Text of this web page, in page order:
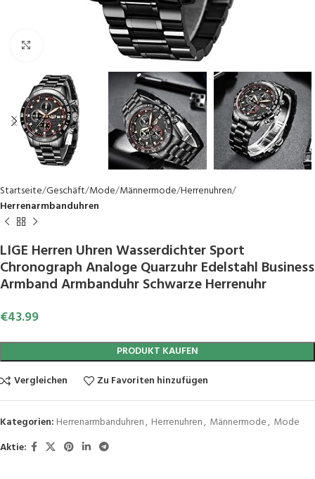
Startseite Geschäft Mode Männermode Herrenuhren
Herrenarmbanduhren
LIGE Herren Uhren Wasserdichter Sport
Chronograph Analoge Quarzuhr Edelstahl Business
Armband Armbanduhr Schwarze Herrenuhr
€43.99
PRODUKT KAUFEN
Vergleichen
Zu Favoriten hinzufügen
Kategorien: Herrenarmbanduhren, Herrenuhren, Männermode, Mode
Aktie: